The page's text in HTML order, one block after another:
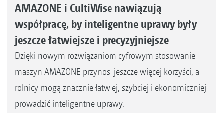
AMAZONE i CultiWise nawiązują
współpracę, by inteligentne uprawy były
jeszcze łatwiejsze i precyzyjniejsze
Dzięki nowym rozwiązaniom cyfrowym stosowanie
maszyn AMAZONE przynosi jeszcze więcej korzyści, a
rolnicy mogą znacznie łatwiej, szybciej i ekonomiczniej
prowadzić inteligentne uprawy.